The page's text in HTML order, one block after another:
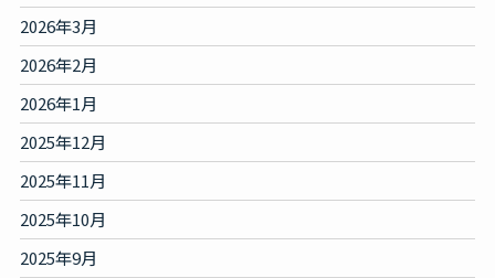
2026年3月
2026年2月
2026年1月
2025年12月
2025年11月
2025年10月
2025年9月